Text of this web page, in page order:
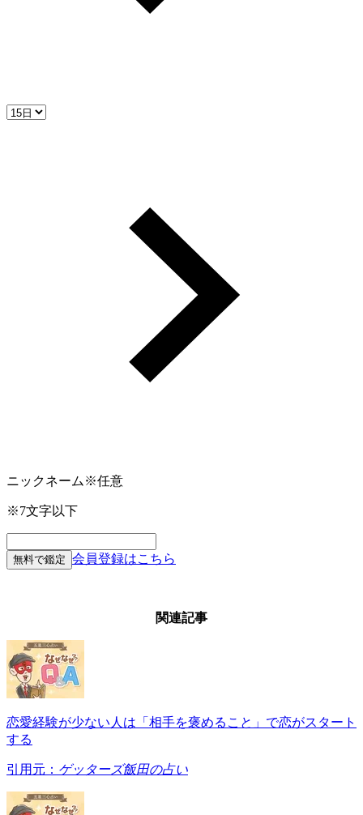
ニックネーム ※任意
※7文字以下
無料で鑑定 会員登録はこちら
関連記事
恋愛経験が少ない人は「相手を褒めること」で恋がスタート
する
引用元： ゲッターズ飯田の占い